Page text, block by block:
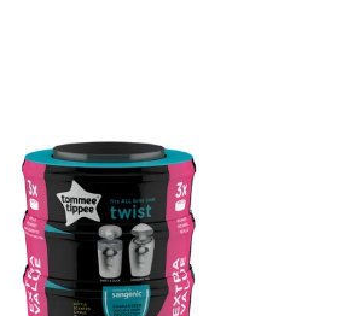
kapacita jedné kazety je až 84 plen (vel. 5-9 kg)
při spotřebě 3 plen denně tak jedna kazeta
rozměry koše bez víka (š x h x v): 28 x 25 x 36